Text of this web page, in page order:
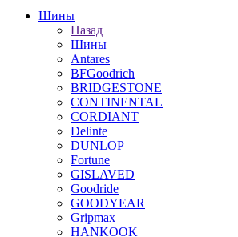
Шины
Назад
Шины
Antares
BFGoodrich
BRIDGESTONE
CONTINENTAL
CORDIANT
Delinte
DUNLOP
Fortune
GISLAVED
Goodride
GOODYEAR
Gripmax
HANKOOK